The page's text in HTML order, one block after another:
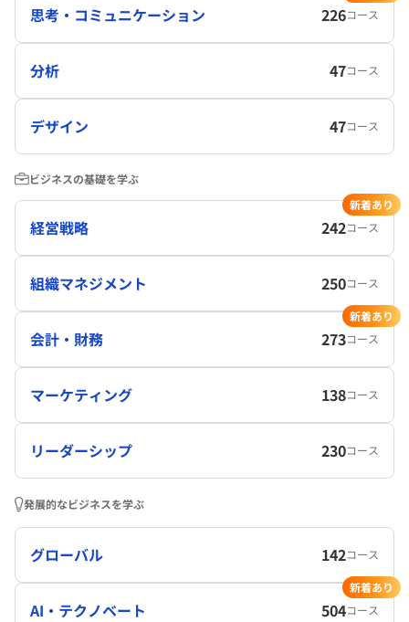
思考・コミュニケーション 226コース
分析 47コース
デザイン 47コース
ビジネスの基礎を学ぶ
経営戦略 242コース
新着あり
組織マネジメント 250コース
会計・財務 273コース
新着あり
マーケティング 138コース
リーダーシップ 230コース
発展的なビジネスを学ぶ
グローバル 142コース
AI・テクノベート 504コース
新着あり